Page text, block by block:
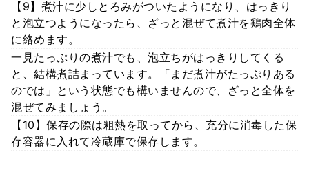
【9】煮汁に少しとろみがついたようになり、はっきり
と泡立つようになったら、ざっと混ぜて煮汁を鶏肉全体
に絡めます。
一見たっぷりの煮汁でも、泡立ちがはっきりしてくる
と、結構煮詰まっています。「まだ煮汁がたっぷりある
のでは」という状態でも構いませんので、ざっと全体を
混ぜてみましょう。
【10】保存の際は粗熱を取ってから、充分に消毒した保
存容器に入れて冷蔵庫で保存します。